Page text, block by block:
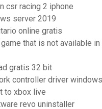
csr racing 2 iphone
server 2019
online gratis
that is not available in
gratis 32 bit
controller driver
to xbox live
revo uninstaller